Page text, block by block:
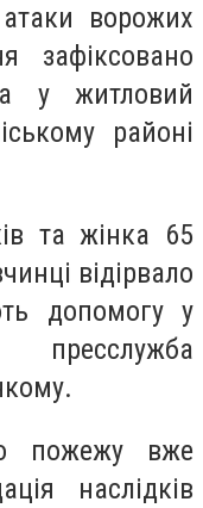
ворожих
зафіксовано
у житловий
районі
та жінка 65
відірвало
допомогу у
пресслужба
пожежу вже
наслідків